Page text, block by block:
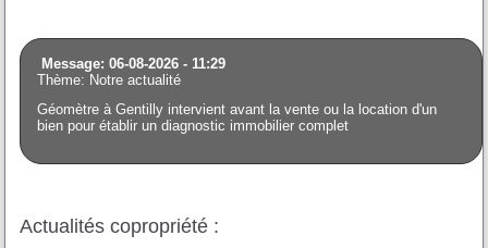
Message: 06-08-2026 - 11:29
Thème: Notre actualité
Géomètre à Gentilly intervient avant la vente ou la location d'un
bien pour établir un diagnostic immobilier complet
Actualités copropriété :